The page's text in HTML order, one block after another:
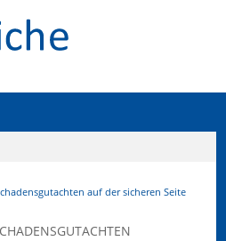
auf der sicheren Seite